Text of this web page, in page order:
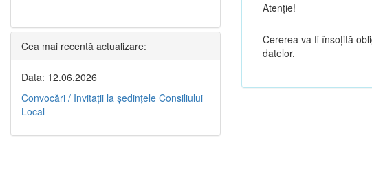
Atenţie!
Cererea va fi însoțită
datelor.
Cea mai recentă actualizare:
Data: 12.06.2026
Convocări / Invitaţii la şedinţele Consiliului
Local